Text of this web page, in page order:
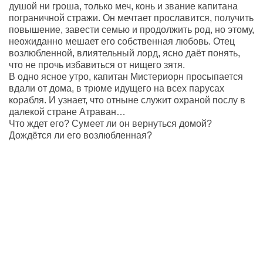
душой ни гроша, только меч, конь и звание капитана
пограничной стражи. Он мечтает прославится, получить
повышение, завести семью и продолжить род, но этому,
неожиданно мешает его собственная любовь. Отец
возлюбленной, влиятельный лорд, ясно даёт понять,
что не прочь избавиться от нищего зятя.
В одно ясное утро, капитан Мистериорн просыпается
вдали от дома, в трюме идущего на всех парусах
корабля. И узнает, что отныне служит охраной послу в
далекой стране Атраван…
Что ждет его? Сумеет ли он вернуться домой?
Дождётся ли его возлюбленная?